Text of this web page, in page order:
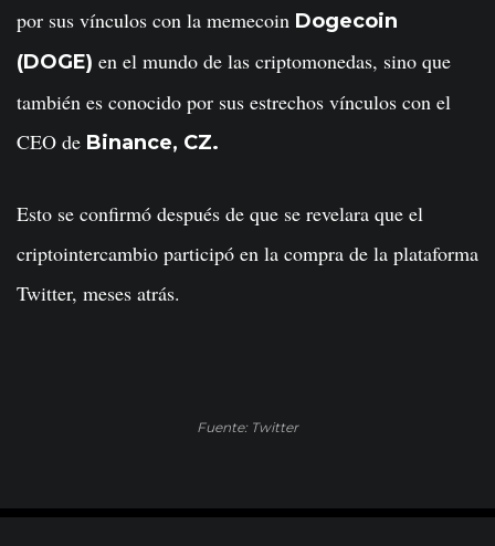
por sus vínculos con la memecoin Dogecoin
(DOGE) en el mundo de las criptomonedas, sino que
también es conocido por sus estrechos vínculos con el
CEO de Binance, CZ.
Esto se confirmó después de que se revelara que el
criptointercambio participó en la compra de la plataforma
Twitter, meses atrás.
Fuente: Twitter